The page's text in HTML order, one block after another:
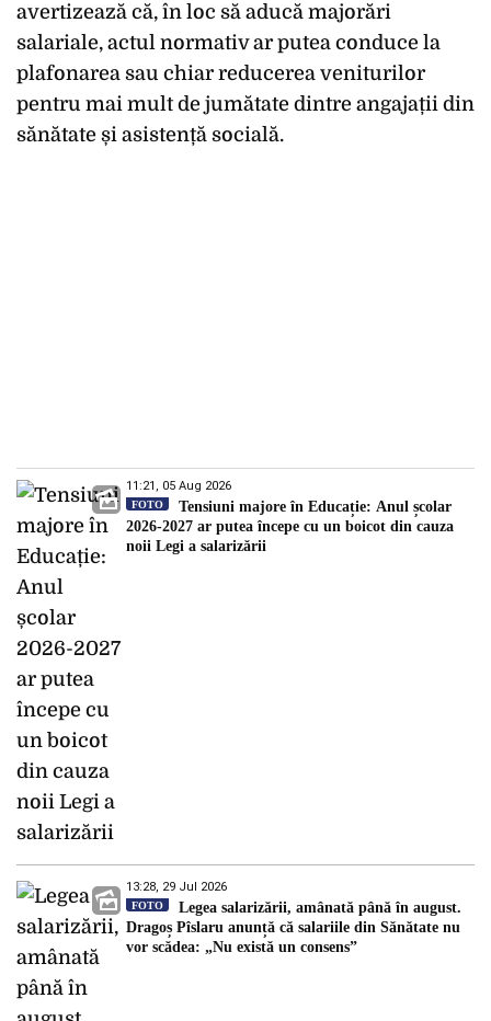
avertizează că, în loc să aducă majorări
salariale, actul normativ ar putea conduce la
plafonarea sau chiar reducerea veniturilor
pentru mai mult de jumătate dintre angajații din
sănătate și asistență socială.
11:21, 05 Aug 2026
FOTO
Tensiuni majore în Educație: Anul școlar
2026-2027 ar putea începe cu un boicot din cauza
noii Legi a salarizării
13:28, 29 Jul 2026
FOTO
Legea salarizării, amânată până în august.
Dragoș Pîslaru anunță că salariile din Sănătate nu
vor scădea: „Nu există un consens”